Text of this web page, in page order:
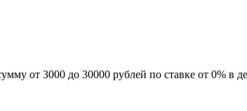
от 3000 до 30000 рублей по ставке от 0% в